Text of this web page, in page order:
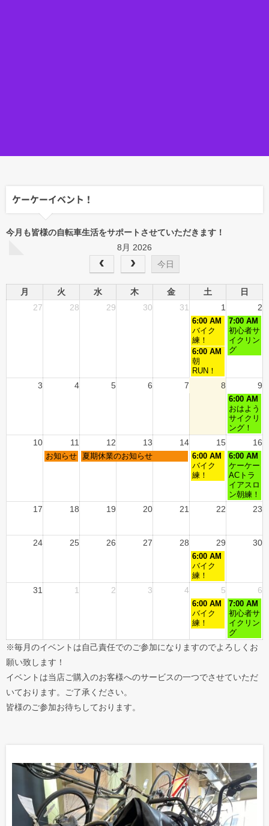
ケーケーイベント！
今月も皆様の自転車生活をサポートさせていただきます！
8月 2026
今日
月 火 水 木 金 土
日
27
28 29 30 31 1 2
6:00 AM
バイク
練！
7:00 AM
初心者サ
イクリン
グ
6:00 AM
朝
RUN！
3 4 5 6 7 8 9
6:00 AM
おはよう
サイクリ
ング！
10 11 12 13 14 15 16
お知らせ 夏期休業のお知らせ
6:00 AM
バイク
練！
6:00 AM
ケーケー
ACトラ
イアスロ
ン朝練！
17 18 19 20 21 22 23
24 25 26 27 28 29 30
6:00 AM
バイク
練！
31 1 2 3 4 5 6
6:00 AM
バイク
練！
7:00 AM
初心者サ
イクリン
グ
※毎月のイベントは自己責任でのご参加になりますのでよろしくお
願い致します！
イベントは当店ご購入のお客様へのサービスの一つでさせていただ
いております。ご了承ください。
皆様のご参加お待ちしております。